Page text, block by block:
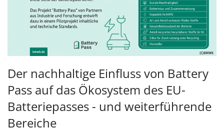
Der nachhaltige Einfluss von Battery
Pass auf das Ökosystem des EU-
Batteriepasses - und weiterführende
Bereiche